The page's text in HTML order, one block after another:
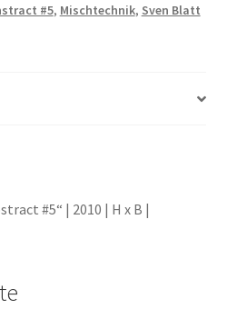
#5, Mischtechnik, Sven Blatt
#5“ | 2010 | H x B |